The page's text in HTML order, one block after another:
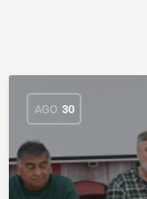
AGO 30